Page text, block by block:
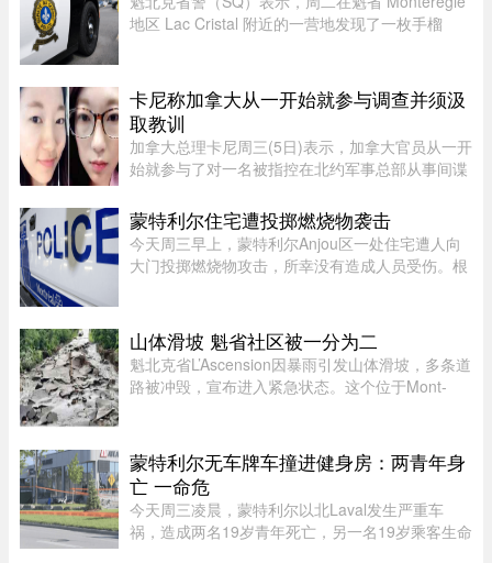
地区 Lac Cristal 附近的一营地发现了一枚手榴
无法确认该手榴弹是否处 ...
卡尼称加拿大从一开始就参与调查并须汲
取教训
加拿大总理卡尼周三(5日)表示，加拿大官员从一开
始就参与了对一名被指控在北约军事总部从事间谍
道，卡尼表示加拿大应该从这类事件中汲取教训，
但并未明确表示加拿大正在 ...
蒙特利尔住宅遭投掷燃烧物袭击
今天周三早上，蒙特利尔Anjou区一处住宅遭人向
大门投掷燃烧物攻击，所幸没有造成人员受伤。根
Bellefontaine、靠近avenue de ...
山体滑坡 魁省社区被一分为二
魁北克省L’Ascension因暴雨引发山体滑坡，多条道
路被冲毁，宣布进入紧急状态。这个位于Mont-
至周一下午，降雨量超过1 ...
蒙特利尔无车牌车撞进健身房：两青年身
亡 一命危
今天周三凌晨，蒙特利尔以北Laval发生严重车
祸，造成两名19岁青年死亡，另一名19岁乘客生命